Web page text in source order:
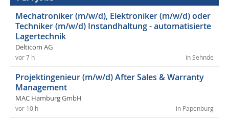
Mechatroniker (m/w/d), Elektroniker (m/w/d) oder
Techniker (m/w/d) Instandhaltung - automatisierte
Lagertechnik
Delticom AG
in Sehnde
vor 7 h
Projektingenieur (m/w/d) After Sales & Warranty
Management
MAC Hamburg GmbH
in Papenburg
vor 10 h